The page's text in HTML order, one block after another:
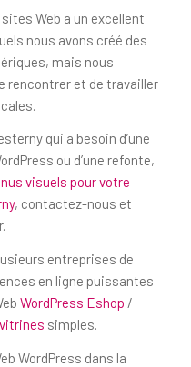
Web a un excellent
nous avons créé des
mais nous
rencontrer et de travailler
qui a besoin d’une
ou d’une refonte,
visuels pour votre
, contactez-nous et
entreprises de
en ligne puissantes
WordPress Eshop /
simples.
WordPress dans la